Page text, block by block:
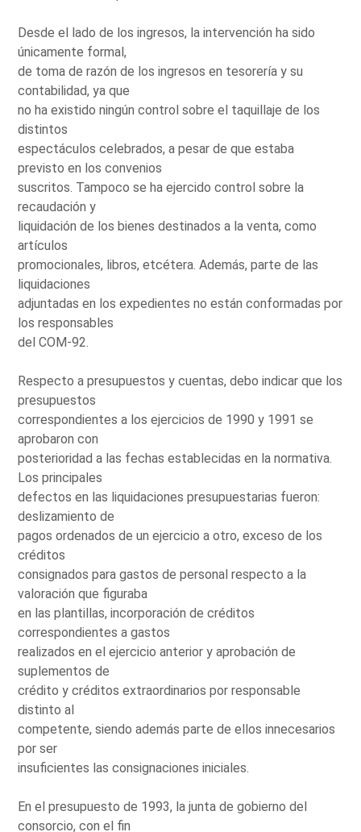
Desde el lado de los ingresos, la intervención ha sido
únicamente formal,
de toma de razón de los ingresos en tesorería y su
contabilidad, ya que
no ha existido ningún control sobre el taquillaje de los
distintos
espectáculos celebrados, a pesar de que estaba
previsto en los convenios
suscritos. Tampoco se ha ejercido control sobre la
recaudación y
liquidación de los bienes destinados a la venta, como
artículos
promocionales, libros, etcétera. Además, parte de las
liquidaciones
adjuntadas en los expedientes no están conformadas por
los responsables
del COM-92.
Respecto a presupuestos y cuentas, debo indicar que los
presupuestos
correspondientes a los ejercicios de 1990 y 1991 se
aprobaron con
posterioridad a las fechas establecidas en la normativa.
Los principales
defectos en las liquidaciones presupuestarias fueron:
deslizamiento de
pagos ordenados de un ejercicio a otro, exceso de los
créditos
consignados para gastos de personal respecto a la
valoración que figuraba
en las plantillas, incorporación de créditos
correspondientes a gastos
realizados en el ejercicio anterior y aprobación de
suplementos de
crédito y créditos extraordinarios por responsable
distinto al
competente, siendo además parte de ellos innecesarios
por ser
insuficientes las consignaciones iniciales.
En el presupuesto de 1993, la junta de gobierno del
consorcio, con el fin